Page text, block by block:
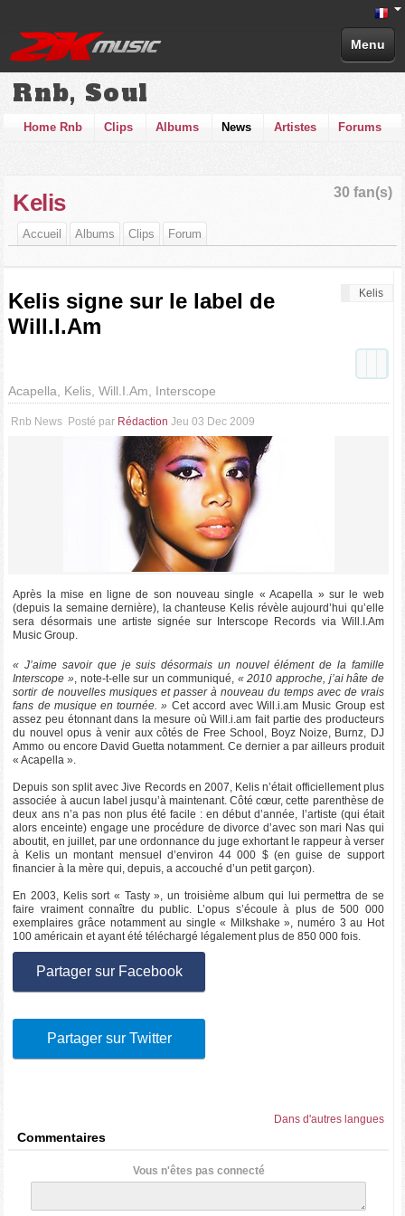
Menu
Rnb, Soul
Home Rnb Clips Albums News Artistes Forums
30 fan(s)
Kelis
Accueil Albums Clips Forum
Kelis
Kelis signe sur le label de
Will.I.Am
Acapella, Kelis, Will.I.Am, Interscope
Rnb News Posté par Rédaction Jeu 03 Dec 2009
Après la mise en ligne de son nouveau single « Acapella » sur le web
(depuis la semaine dernière), la chanteuse Kelis révèle aujourd’hui qu’elle
sera désormais une artiste signée sur Interscope Records via Will.I.Am
Music Group.
« J’aime savoir que je suis désormais un nouvel élément de la famille
Interscope », note-t-elle sur un communiqué, « 2010 approche, j’ai hâte de
sortir de nouvelles musiques et passer à nouveau du temps avec de vrais
fans de musique en tournée. » Cet accord avec Will.i.am Music Group est
assez peu étonnant dans la mesure où Will.i.am fait partie des producteurs
du nouvel opus à venir aux côtés de Free School, Boyz Noize, Burnz, DJ
Ammo ou encore David Guetta notamment. Ce dernier a par ailleurs produit
« Acapella ».
Depuis son split avec Jive Records en 2007, Kelis n’était officiellement plus
associée à aucun label jusqu’à maintenant. Côté cœur, cette parenthèse de
deux ans n’a pas non plus été facile : en début d’année, l’artiste (qui était
alors enceinte) engage une procédure de divorce d’avec son mari Nas qui
aboutit, en juillet, par une ordonnance du juge exhortant le rappeur à verser
à Kelis un montant mensuel d’environ 44 000 $ (en guise de support
financier à la mère qui, depuis, a accouché d’un petit garçon).
En 2003, Kelis sort « Tasty », un troisième album qui lui permettra de se
faire vraiment connaître du public. L’opus s’écoule à plus de 500 000
exemplaires grâce notamment au single « Milkshake », numéro 3 au Hot
100 américain et ayant été téléchargé légalement plus de 850 000 fois.
Partager sur Facebook
Partager sur Twitter
Dans d'autres langues
Commentaires
Vous n'êtes pas connecté